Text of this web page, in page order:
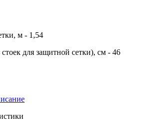
м - 1,54
для защитной сетки), см - 46